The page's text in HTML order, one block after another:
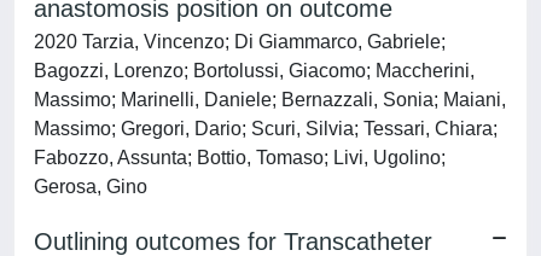
anastomosis position on outcome
2020 Tarzia, Vincenzo; Di Giammarco, Gabriele;
Bagozzi, Lorenzo; Bortolussi, Giacomo; Maccherini,
Massimo; Marinelli, Daniele; Bernazzali, Sonia; Maiani,
Massimo; Gregori, Dario; Scuri, Silvia; Tessari, Chiara;
Fabozzo, Assunta; Bottio, Tomaso; Livi, Ugolino;
Gerosa, Gino
Outlining outcomes for Transcatheter